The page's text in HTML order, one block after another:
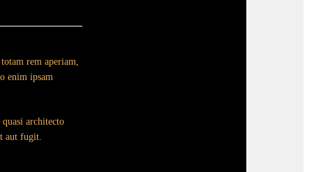
rem aperiam,
enim ipsam
architecto
aut fugit.